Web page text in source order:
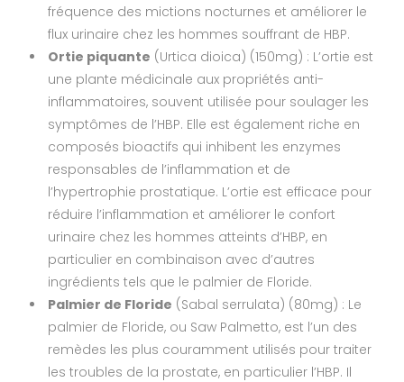
fréquence des mictions nocturnes et améliorer le
flux urinaire chez les hommes souffrant de HBP.
Ortie piquante (Urtica dioica) (150mg) : L’ortie est
une plante médicinale aux propriétés anti-
inflammatoires, souvent utilisée pour soulager les
symptômes de l’HBP. Elle est également riche en
composés bioactifs qui inhibent les enzymes
responsables de l’inflammation et de
l’hypertrophie prostatique. L’ortie est efficace pour
réduire l’inflammation et améliorer le confort
urinaire chez les hommes atteints d’HBP, en
particulier en combinaison avec d’autres
ingrédients tels que le palmier de Floride.
Palmier de Floride (Sabal serrulata) (80mg) : Le
palmier de Floride, ou Saw Palmetto, est l’un des
remèdes les plus couramment utilisés pour traiter
les troubles de la prostate, en particulier l’HBP. Il